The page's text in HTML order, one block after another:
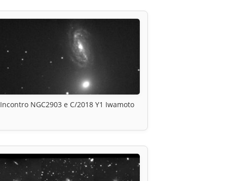
Incontro NGC2903 e C/2018 Y1 Iwamoto